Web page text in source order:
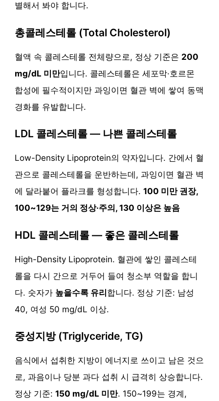
별해서 봐야 합니다.
총콜레스테롤 (Total Cholesterol)
혈액 속 콜레스테롤 전체량으로, 정상 기준은 200
mg/dL 미만입니다. 콜레스테롤은 세포막·호르몬
합성에 필수적이지만 과잉이면 혈관 벽에 쌓여 동맥
경화를 유발합니다.
LDL 콜레스테롤 — 나쁜 콜레스테롤
Low-Density Lipoprotein의 약자입니다. 간에서 혈
관으로 콜레스테롤을 운반하는데, 과잉이면 혈관 벽
에 달라붙어 플라크를 형성합니다. 100 미만 권장,
100~129는 거의 정상·주의, 130 이상은 높음
HDL 콜레스테롤 — 좋은 콜레스테롤
High-Density Lipoprotein. 혈관에 쌓인 콜레스테
롤을 다시 간으로 거두어 들여 청소부 역할을 합니
다. 숫자가 높을수록 유리합니다. 정상 기준: 남성
40, 여성 50 mg/dL 이상.
중성지방 (Triglyceride, TG)
음식에서 섭취한 지방이 에너지로 쓰이고 남은 것으
로, 과음이나 당분 과다 섭취 시 급격히 상승합니다.
정상 기준: 150 mg/dL 미만. 150~199는 경계,